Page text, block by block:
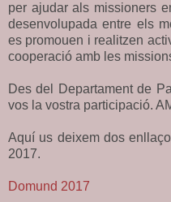
per ajudar als missioners
desenvolupada entre els
es promouen i realitzen
cooperació amb les
Des del Departament de
vos la vostra participació.
Aquí us deixem dos
2017.
Domund 2017